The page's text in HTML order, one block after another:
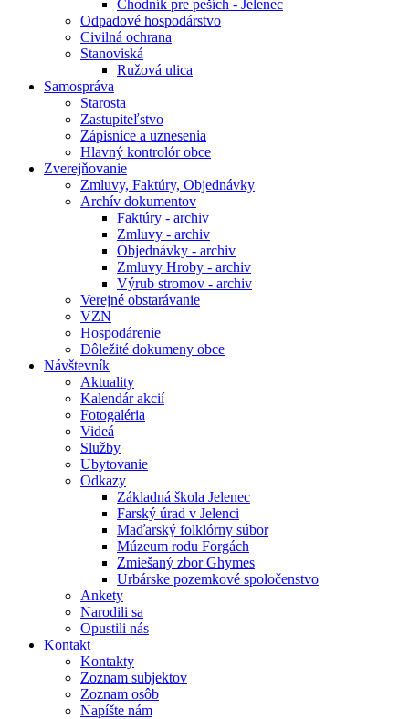
Chodník pre peších - Jelenec
Odpadové hospodárstvo
Civilná ochrana
Stanoviská
Ružová ulica
Samospráva
Starosta
Zastupiteľstvo
Zápisnice a uznesenia
Hlavný kontrolór obce
Zverejňovanie
Zmluvy, Faktúry, Objednávky
Archív dokumentov
Faktúry - archiv
Zmluvy - archiv
Objednávky - archiv
Zmluvy Hroby - archiv
Výrub stromov - archiv
Verejné obstarávanie
VZN
Hospodárenie
Dôležité dokumeny obce
Návštevník
Aktuality
Kalendár akcií
Fotogaléria
Videá
Služby
Ubytovanie
Odkazy
Základná škola Jelenec
Farský úrad v Jelenci
Maďarský folklórny súbor
Múzeum rodu Forgách
Zmiešaný zbor Ghymes
Urbárske pozemkové spoločenstvo
Ankety
Narodili sa
Opustili nás
Kontakt
Kontakty
Zoznam subjektov
Zoznam osôb
Napíšte nám